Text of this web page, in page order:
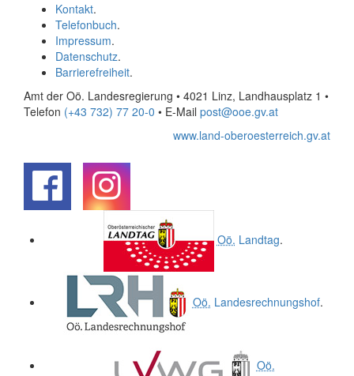
Kontakt.
Telefonbuch.
Impressum.
Datenschutz.
Barrierefreiheit.
Amt der Oö. Landesregierung • 4021 Linz, Landhausplatz 1 •
Telefon (+43 732) 77 20-0 • E-Mail post@ooe.gv.at
www.land-oberoesterreich.gv.at
Oö. Landtag.
Oö. Landesrechnungshof.
Oö.